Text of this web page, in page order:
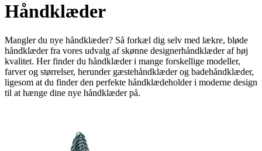
Håndklæder
Mangler du nye håndklæder? Så forkæl dig selv med lækre, bløde
håndklæder fra vores udvalg af skønne designerhåndklæder af høj
kvalitet. Her finder du håndklæder i mange forskellige modeller,
farver og størrelser, herunder gæstehåndklæder og badehåndklæder,
ligesom at du finder den perfekte håndklædeholder i moderne design
til at hænge dine nye håndklæder på.